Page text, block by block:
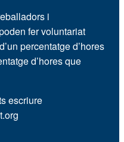
i
fer voluntariat
percentatge d’hores
d’hores que
escriure